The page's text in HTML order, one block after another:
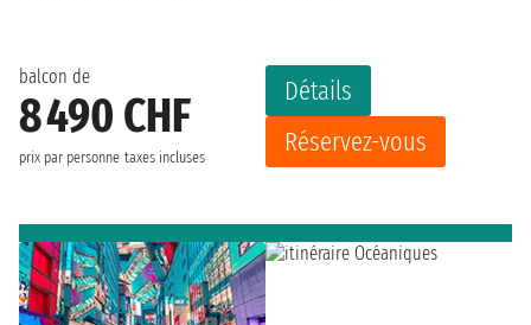
balcon de
8 490 CHF
prix par personne taxes incluses
Détails
Réservez-vous